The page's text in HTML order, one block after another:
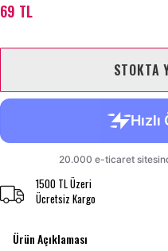
69 TL
STOKTA
1500 TL Üzeri
Ücretsiz Kargo
Ürün Açıklaması